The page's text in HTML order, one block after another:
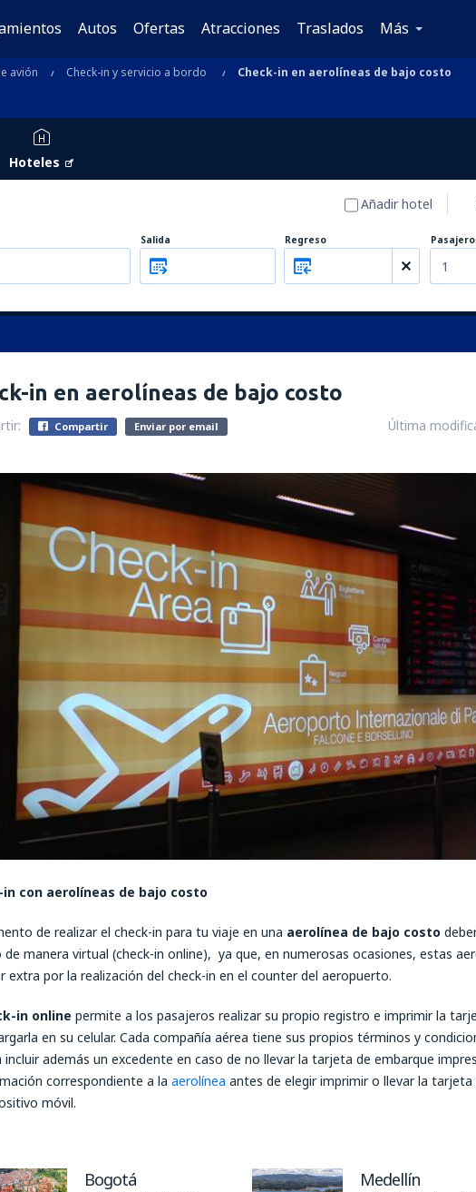
Autos Ofertas Atracciones Traslados Más
avión Check-in y servicio a bordo Check-in en aerolíneas de bajo costo
Hoteles
Añadir hotel
Salida Regreso
1
in en aerolíneas de bajo costo
Compartir Enviar por email Última
in con aerolíneas de bajo costo
de realizar el check-in para tu viaje en una aerolínea de bajo costo
de manera virtual (check-in online), ya que, en numerosas ocasiones, estas
extra por la realización del check-in en el counter del aeropuerto.
in online permite a los pasajeros realizar su propio registro e imprimir la
en su celular. Cada compañía aérea tiene sus propios términos y
incluir además un excedente en caso de no llevar la tarjeta de embarque
correspondiente a la aerolínea antes de elegir imprimir o llevar la tarjeta
móvil.
Bogotá Medellín